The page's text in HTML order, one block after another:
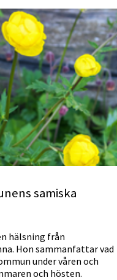
samiska
hälsning från
Hon sammanfattar vad
under våren och
och hösten.